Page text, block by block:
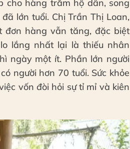
cho hàng trăm hộ dân, song
lớn tuổi. Chị Trần Thị Loan,
đơn hàng vẫn tăng, đặc biệt
lắng nhất lại là thiếu nhân
ngày một ít. Phần lớn người
người hơn 70 tuổi. Sức khỏe
vốn đòi hỏi sự tỉ mỉ và kiên